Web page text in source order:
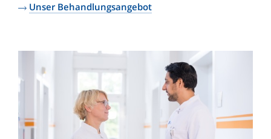
Unser Behandlungsangebot